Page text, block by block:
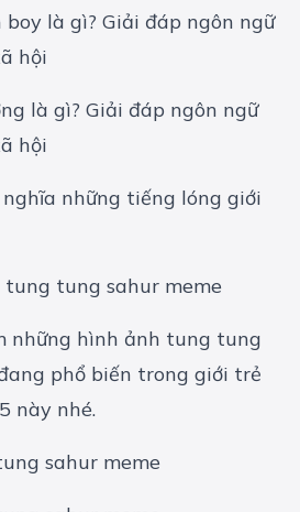
boy là gì? Giải đáp ngôn ngữ
hội
là gì? Giải đáp ngôn ngữ
hội
những tiếng lóng giới
tung sahur meme
những hình ảnh tung tung
phổ biến trong giới trẻ
này nhé.